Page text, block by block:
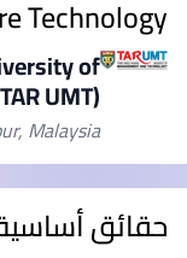
Technology
of
UMT)
Malaysia
حقائق